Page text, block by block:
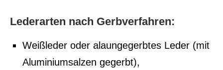
Lederarten nach Gerbverfahren:
Weißleder oder alaungegerbtes Leder (mit
Aluminiumsalzen gegerbt),